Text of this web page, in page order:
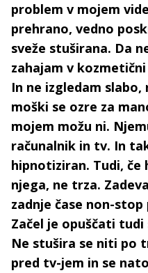
problem v mojem
prehrano, vedno
sveže stuširana. Da
zahajam v
In ne izgledam
moški se ozre za
mojem možu ni.
računalnik in tv. In
hipnotiziran. Tudi, če
njega, ne trza.
zadnje čase non-
Začel je opuščati
Ne stušira se niti po
pred tv-jem in se